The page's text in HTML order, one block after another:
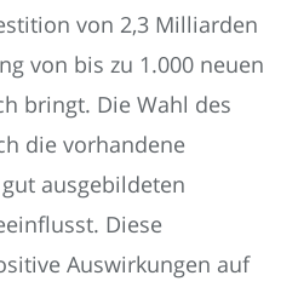
von 2,3 Milliarden
von bis zu 1.000 neuen
bringt. Die Wahl des
die vorhandene
ausgebildeten
Diese
Auswirkungen auf